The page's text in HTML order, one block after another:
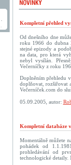
Kompletní přehled
Od dnešního dne
roku 1966 do dubna
stejné epizody a
na data, pro která
nebyl vysílán.
Večerníčky z roku
Doplněním přehledu
doplňovat, rozšiřovat
Večerníček.com do
05.09.2005, autor:
Kompletní databáze
Momentálně můžete
pohádek od
prohledávání od
technologické detaily.